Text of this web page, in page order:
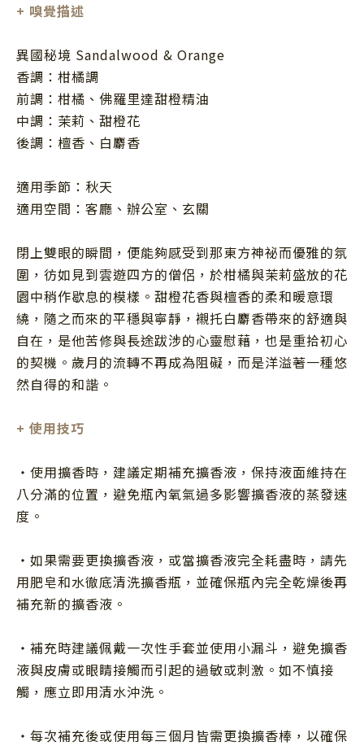
+ 嗅覺描述
異國秘境 Sandalwood & Orange
香調：柑橘調
前調：柑橘、佛羅里達甜橙精油
中調：茉莉、甜橙花
後調：檀香、白麝香
適用季節：秋天
適用空間：客廳、辦公室、玄關
閉上雙眼的瞬間，便能夠感受到那東方神祕而優雅的氛
圍，彷如見到雲遊四方的僧侶，於柑橘與茉莉盛放的花
園中稍作歇息的模樣。甜橙花香與檀香的柔和暖意環
繞，隨之而來的平穩與寧靜，襯托白麝香帶來的舒適與
自在，是他苦修與長途跋涉的心靈慰藉，也是重拾初心
的契機。歲月的流轉不再成為阻礙，而是洋溢著一種悠
然自得的和諧。
+ 使用技巧
・使用擴香時，建議定期補充擴香液，保持液面維持在
八分滿的位置，避免瓶內氧氣過多影響擴香液的蒸發速
度。
・如果需要更換擴香液，或當擴香液完全耗盡時，請先
用肥皂和水徹底清洗擴香瓶，並確保瓶內完全乾燥後再
補充新的擴香液。
・補充時建議佩戴一次性手套並使用小漏斗，避免擴香
液與皮膚或眼睛接觸而引起的過敏或刺激。如不慎接
觸，應立即用清水沖洗。
・每次補充後或使用每三個月皆需更換擴香棒，以確保